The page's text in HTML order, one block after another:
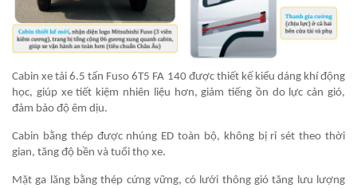
Cabin xe tải 6.5 tấn Fuso 6T5 FA 140 được thiết kế kiểu dáng khí động
học, giúp xe tiết kiệm nhiên liệu hơn, giảm tiếng ồn do lực cản gió,
đảm bảo độ êm dịu.
Cabin bằng thép được nhúng ED toàn bộ, không bị rỉ sét theo thời
gian, tăng độ bền và tuổi thọ xe.
Mặt ga lăng bằng thép cứng vững, có lưới thông gió tăng lưu lượng